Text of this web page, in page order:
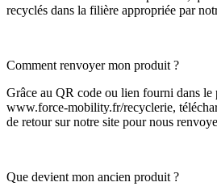
recyclés dans la filière appropriée par
Comment renvoyer mon produit ?
Grâce au QR code ou lien fourni dans le
www.force-mobility.fr/recyclerie,
de retour sur notre site pour nous
Que devient mon ancien produit ?